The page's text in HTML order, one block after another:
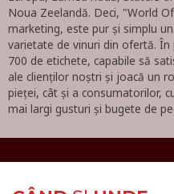
Noua Zeelandă. Deci, "World
marketing, este pur și simplu
varietate de vinuri din ofertă.
700 de etichete, capabile să
ale clienților noștri și joacă un
pieței, cât și a consumatorilor,
mai largi gusturi și bugete de